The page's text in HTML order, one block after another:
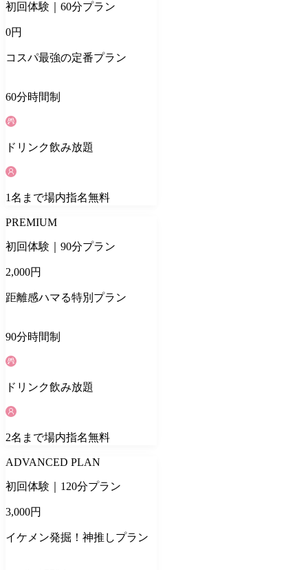
初回体験｜60分プラン
0円
コスパ最強の定番プラン
60分時間制
ドリンク飲み放題
1名 まで場内指名無料
PREMIUM
初回体験｜90分プラン
2,000円
距離感ハマる特別プラン
90分時間制
ドリンク飲み放題
2名 まで場内指名無料
ADVANCED PLAN
初回体験｜120分プラン
3,000円
イケメン発掘！神推しプラン